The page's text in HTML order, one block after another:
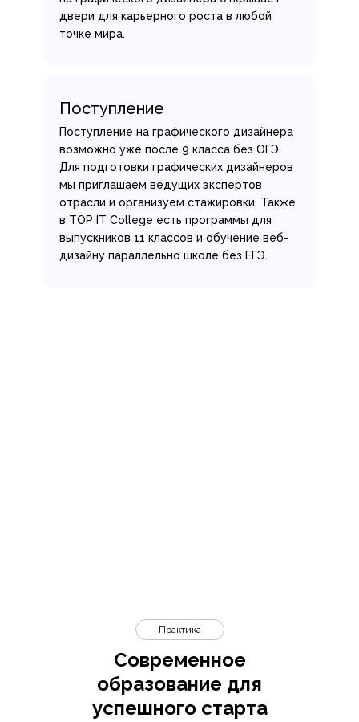
двери для карьерного роста в любой
точке мира.
Поступление
Поступление на графического дизайнера
возможно уже после 9 класса без ОГЭ.
Для подготовки графических дизайнеров
мы приглашаем ведущих экспертов
отрасли и организуем стажировки. Также
в TOP IT College есть программы для
выпускников 11 классов и обучение веб-
дизайну параллельно школе без ЕГЭ.
Современное
образование для
успешного старта
Практика